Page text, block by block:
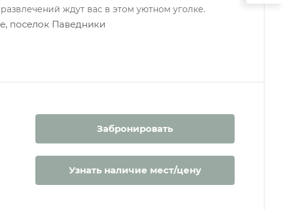
ждут вас в этом уютном уголке.
поселок Паведники
Забронировать
Узнать наличие мест/цену